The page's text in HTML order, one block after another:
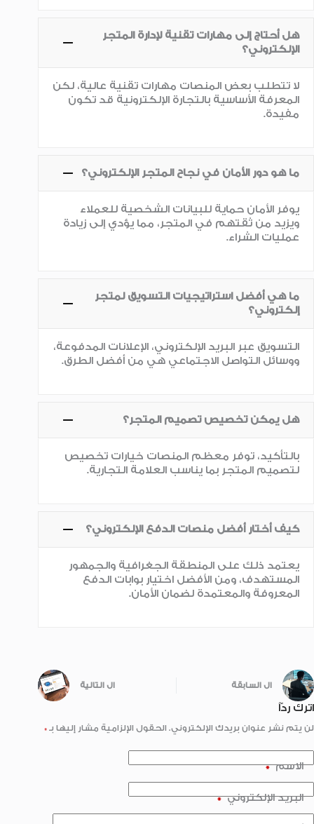
هل أحتاج إلى مهارات تقنية لإدارة المتجر
الإلكتروني؟
لا تتطلب بعض المنصات مهارات تقنية عالية، لكن
المعرفة الأساسية بالتجارة الإلكترونية قد تكون
مفيدة.
ما هو دور الأمان في نجاح المتجر الإلكتروني؟
يوفر الأمان حماية للبيانات الشخصية للعملاء
ويزيد من ثقتهم في المتجر، مما يؤدي إلى زيادة
عمليات الشراء.
ما هي أفضل استراتيجيات التسويق لمتجر
إلكتروني؟
التسويق عبر البريد الإلكتروني، الإعلانات المدفوعة،
ووسائل التواصل الاجتماعي هي من أفضل الطرق.
هل يمكن تخصيص تصميم المتجر؟
بالتأكيد، توفر معظم المنصات خيارات تخصيص
لتصميم المتجر بما يناسب العلامة التجارية.
كيف أختار أفضل منصات الدفع الإلكتروني؟
يعتمد ذلك على المنطقة الجغرافية والجمهور
المستهدف، ومن الأفضل اختيار بوابات الدفع
المعروفة والمعتمدة لضمان الأمان.
ال السابقة ال التالية
اترك ردّاً
لن يتم نشر عنوان بريدك الإلكتروني. الحقول الإلزامية مشار إليها بـ *
الاسم*
البريد الإلكتروني*